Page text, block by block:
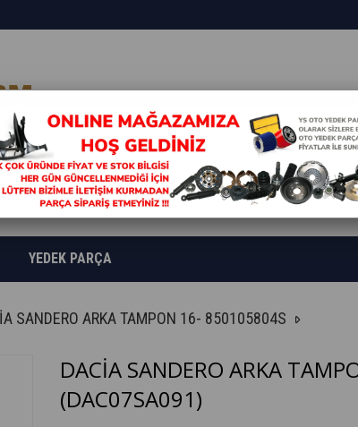
YEDEK PARÇA
SANDERO ARKA TAMPON 16- 850105804S
DACİA SANDERO ARKA
(DAC07SA091)